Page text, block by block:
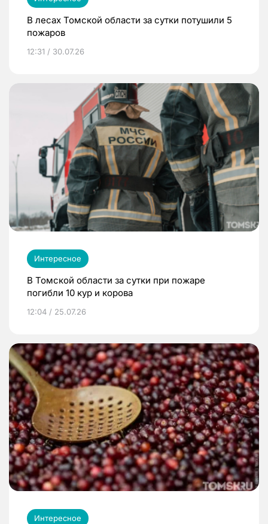
В лесах Томской области за сутки потушили 5
пожаров
12:31 / 30.07.26
Интересное
В Томской области за сутки при пожаре
погибли 10 кур и корова
12:04 / 25.07.26
Интересное